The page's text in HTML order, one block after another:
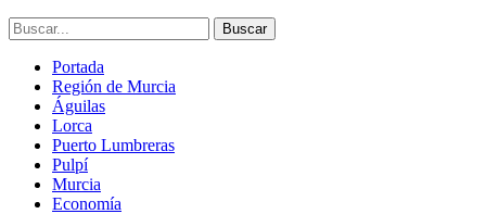
Portada
Región de Murcia
Águilas
Lorca
Puerto Lumbreras
Pulpí
Murcia
Economía